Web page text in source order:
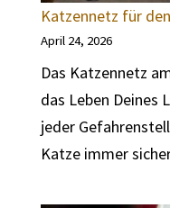
Katzennetz für
April 24, 2026
Das Katzennetz
das Leben Deines
jeder
Katze immer